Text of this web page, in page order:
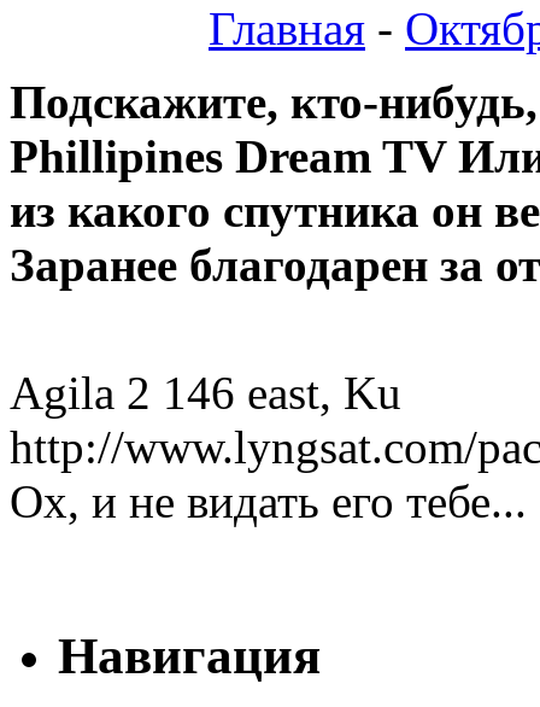
Главная -
Подскажите, кто-
Phillipines Dream TV
из какого спутника он
Заранее благодарен за
Agila 2 146 east, Ku
http://www.lyngsat.com/
Ох, и не видать его тебе...
Навигация